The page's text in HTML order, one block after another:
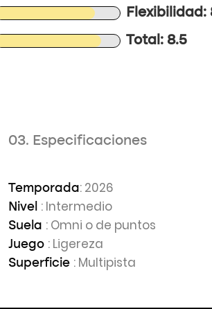
Flexibilidad:
Total: 8.5
03. Especificaciones
Temporada: 2026
Nivel : Intermedio
Suela : Omni o de puntos
Juego : Ligereza
Superficie : Multipista